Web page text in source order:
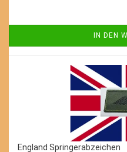
IN DEN
England Springerabzeichen